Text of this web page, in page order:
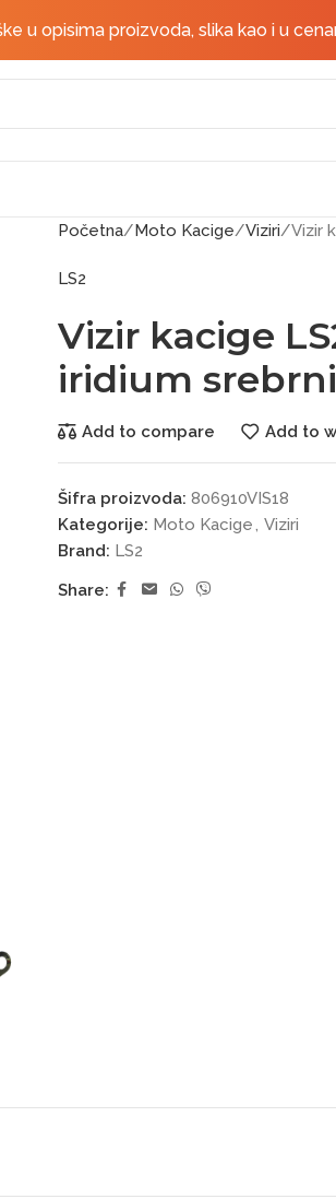
u opisima proizvoda, slika kao i u
Besplatna dostava za
Početna Moto Kacige Viziri Vizir
LS2
Vizir kacige
iridium srebrni
Add to compare Add to
Šifra proizvoda: 806910VIS18
Kategorije: Moto Kacige, Viziri
Brand: LS2
Share: